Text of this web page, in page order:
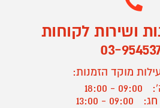
ושירות לקוחות
03-
מוקד הזמנות:
09:00 - 18:00
חג:
09:00 - 13:00